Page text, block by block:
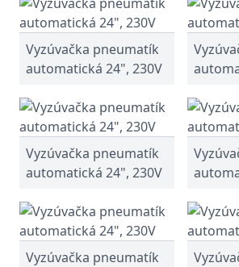
Vyzúvačka pneumatík
automatická 24", 230V
Vyzúvačka pneumatík
automatická 24", 230V
Vyzúvačka pneumatík